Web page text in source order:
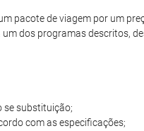
pacote de viagem por um
dos programas descritos,
se substituição;
com as especificações;